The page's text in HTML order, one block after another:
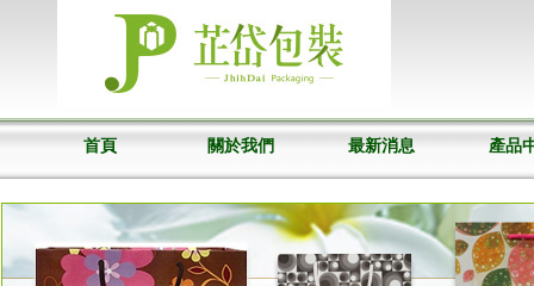
首頁 關於我們 最新消息 產品